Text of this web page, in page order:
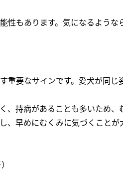
性もあります。気になるような
重要なサインです。愛犬が同
、持病があることも多いため、
、早めにむくみに気づくこと
）